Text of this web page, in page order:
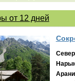
от 12 дней